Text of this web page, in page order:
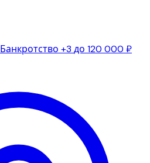
Банкротство +3 до 120 000 ₽